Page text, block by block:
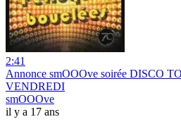
2:41
Annonce smOOOve soirée DISCO
VENDREDI
smOOOve
il y a 17 ans